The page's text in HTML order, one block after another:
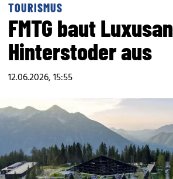
TOURISMUS
FMTG baut
Hinterstoder aus
12.06.2026, 15:55